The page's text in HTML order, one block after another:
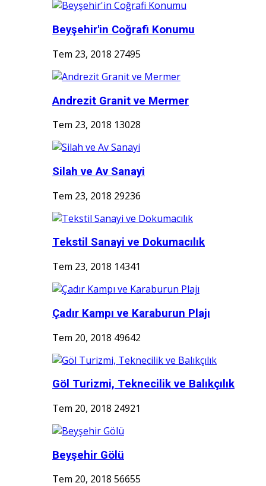
Beyşehir'in Coğrafi Konumu
Tem 23, 2018 27495
Andrezit Granit ve Mermer
Tem 23, 2018 13028
Silah ve Av Sanayi
Tem 23, 2018 29236
Tekstil Sanayi ve Dokumacılık
Tem 23, 2018 14341
Çadır Kampı ve Karaburun Plajı
Tem 20, 2018 49642
Göl Turizmi, Teknecilik ve Balıkçılık
Tem 20, 2018 24921
Beyşehir Gölü
Tem 20, 2018 56655